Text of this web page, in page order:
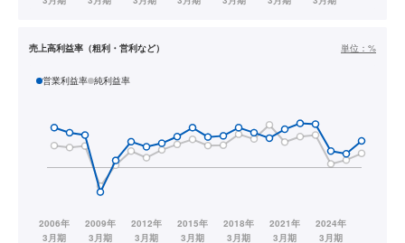
売上高利益率（粗利・営利など） 単位： %
営業利益率 純利益率